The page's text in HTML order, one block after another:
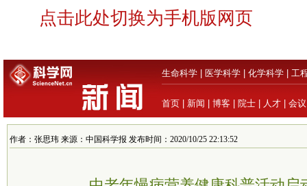
点击此处切换为手机版网页
生命科学 医学科学 化学科学 工
首页 新闻 博客 院士 人才 会议
作者：张思玮 来源：中国科学报 发布时间：2020/10/25 22:13:52